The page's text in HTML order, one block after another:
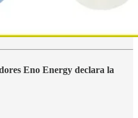
Eno Energy declara la